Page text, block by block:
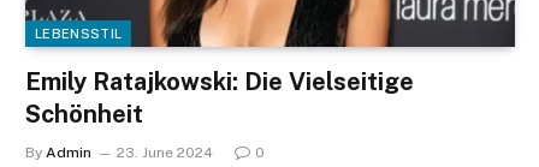
LEBENSSTIL
Emily Ratajkowski: Die Vielseitige
Schönheit
By Admin 23. June 2024 0